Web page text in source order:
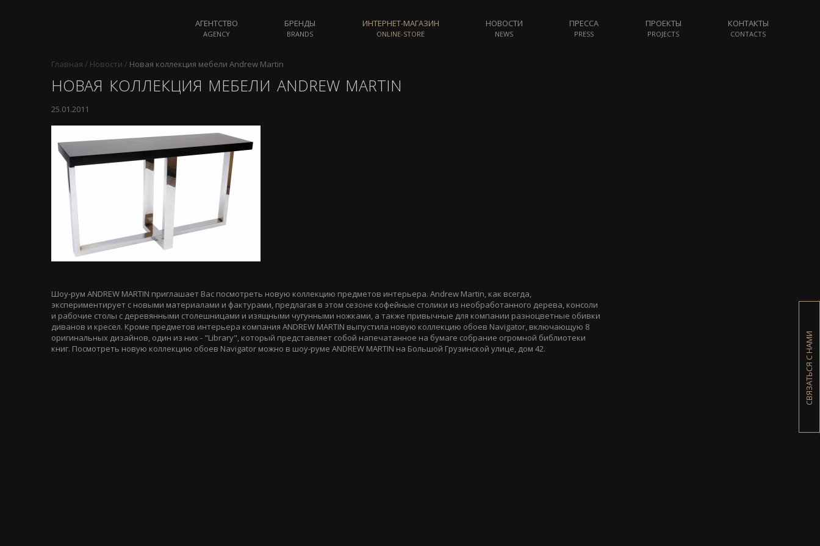
СВЯЗАТЬСЯ С НАМИ
АГЕНТСТВО
AGENCY
БРЕНДЫ
BRANDS
ИНТЕРНЕТ-МАГАЗИН
ONLINE-STORE
НОВОСТИ
NEWS
ПРЕССА
PRESS
ПРОЕКТЫ
PROJECTS
КОНТАКТЫ
CONTACTS
Главная / Новости / Новая коллекция мебели Andrew Martin
НОВАЯ КОЛЛЕКЦИЯ МЕБЕЛИ ANDREW MARTIN
25.01.2011
Шоу-рум ANDREW MARTIN приглашает Вас посмотреть новую коллекцию предметов интерьера. Andrew Martin, как всегда,
экспериментирует с новыми материалами и фактурами, предлагая в этом сезоне кофейные столики из необработанного дерева, консоли
и рабочие столы с деревянными столешницами и изящными чугунными ножками, а также привычные для компании разноцветные обивки
диванов и кресел. Кроме предметов интерьера компания ANDREW MARTIN выпустила новую коллекцию обоев Navigator, включающую 8
оригинальных дизайнов, один из них - "Library", который представляет собой напечатанное на бумаге собрание огромной библиотеки
книг. Посмотреть новую коллекцию обоев Navigator можно в шоу-руме ANDREW MARTIN на Большой Грузинской улице, дом 42.